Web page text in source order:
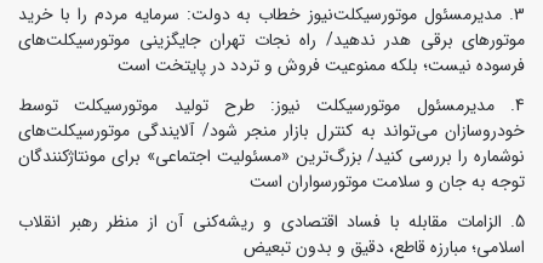
مدیرمسئول موتورسیکلت‌نیوز خطاب به دولت: سرمایه مردم را با خرید
موتورهای برقی هدر ندهید/ راه نجات تهران جایگزینی موتورسیکلت‌های
فرسوده نیست؛ بلکه ممنوعیت فروش و تردد در پایتخت است
مدیرمسئول موتورسیکلت نیوز: طرح تولید موتورسیکلت توسط
خودروسازان می‌تواند به کنترل بازار منجر شود/ آلایندگی موتورسیکلت‌های
نوشماره را بررسی کنید/ بزرگ‌ترین «مسئولیت اجتماعی» برای مونتاژکنندگان
توجه به جان و سلامت موتورسواران است
الزامات مقابله با فساد اقتصادی و ریشه‌کنی آن از منظر رهبر انقلاب
اسلامی؛ مبارزه قاطع، دقیق و بدون تبعیض